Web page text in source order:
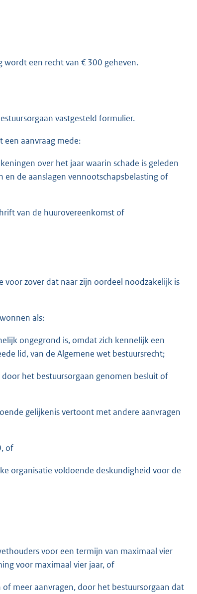
een recht van € 300 geheven.
vastgesteld formulier.
een aanvraag mede:
over het jaar waarin schade is geleden
en de aanslagen vennootschapsbelasting of
van de huurovereenkomst of
voor zover dat naar zijn oordeel noodzakelijk is
als:
ongegrond is, omdat zich kennelijk een
lid, van de Algemene wet bestuursrecht;
het bestuursorgaan genomen besluit of
gelijkenis vertoont met andere aanvragen
of
organisatie voldoende deskundigheid voor de
voor een termijn van maximaal vier
voor maximaal vier jaar, of
meer aanvragen, door het bestuursorgaan dat